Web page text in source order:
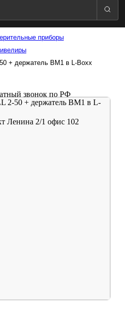
звонок по РФ
Ленина 2/1 офис 102
приборы
+ держатель BM1 в L-Boxx